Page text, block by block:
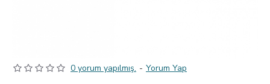
0 yorum yapılmış. - Yorum Yap